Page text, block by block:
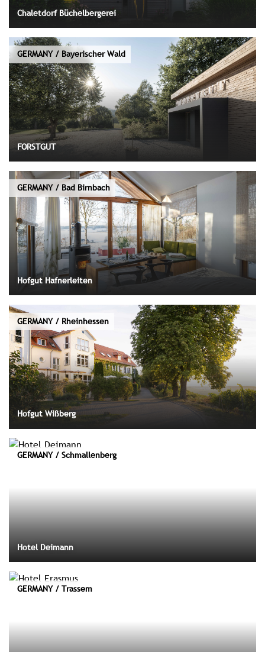
Chaletdorf Büchelbergerei
GERMANY / Bayerischer Wald
FORSTGUT
GERMANY / Bad Birnbach
Hofgut Hafnerleiten
GERMANY / Rheinhessen
Hofgut Wißberg
GERMANY / Schmallenberg
Hotel Deimann
GERMANY / Trassem